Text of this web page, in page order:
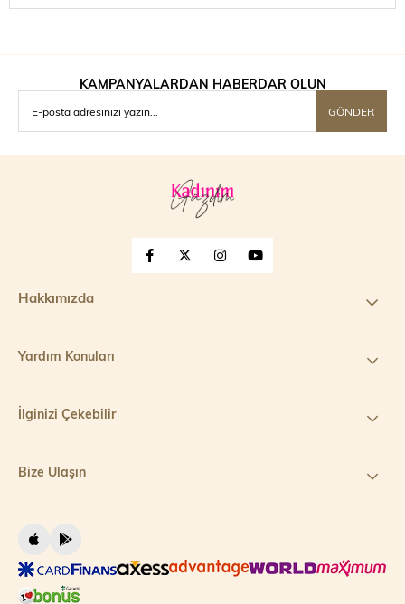
KAMPANYALARDAN HABERDAR OLUN
GÖNDER
Hakkımızda
Yardım Konuları
İlginizi Çekebilir
Bize Ulaşın